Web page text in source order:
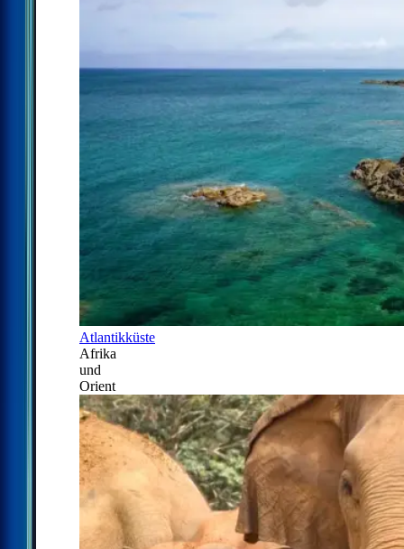
Atlantikküste
Afrika
und
Orient